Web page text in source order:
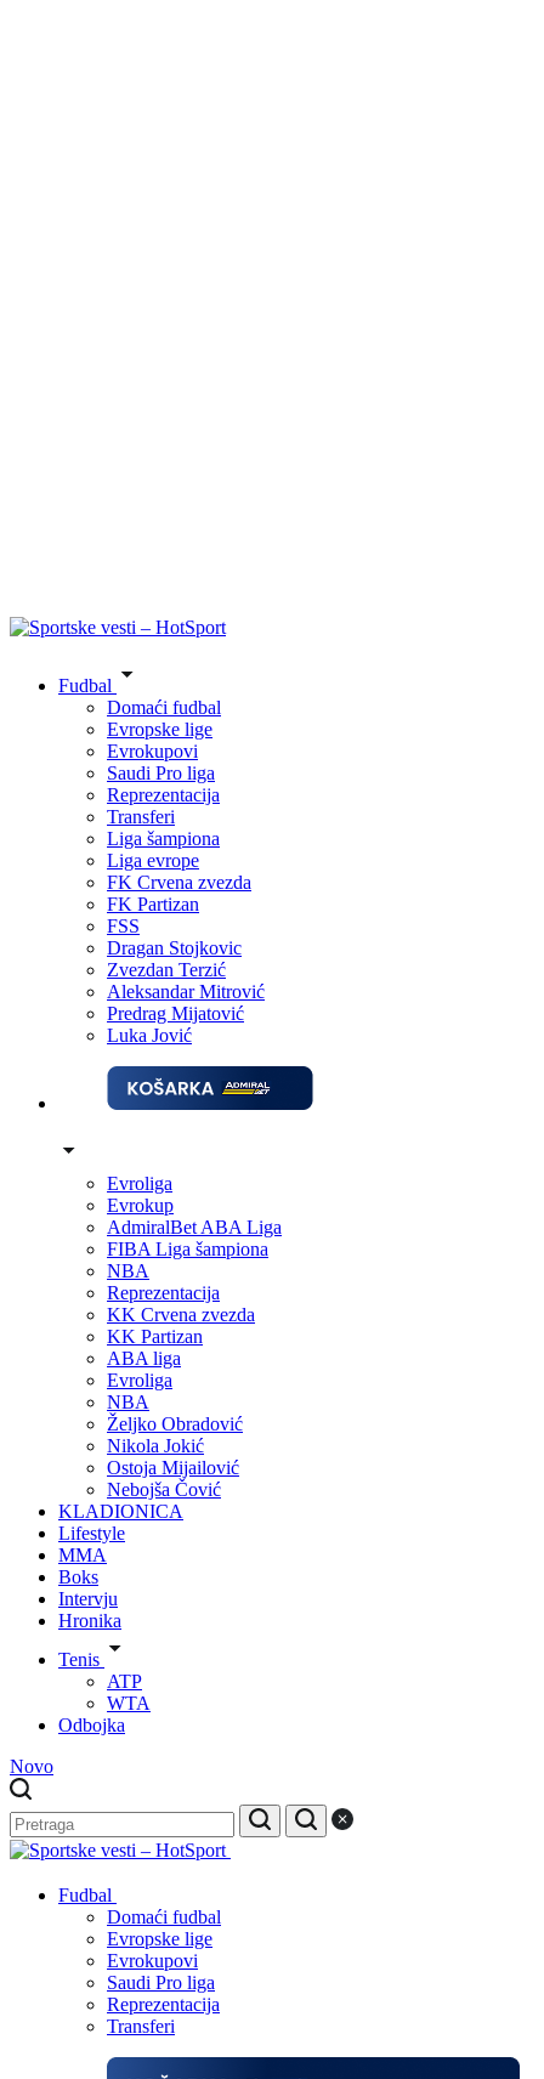
Fudbal
Domaći fudbal
Evropske lige
Evrokupovi
Saudi Pro liga
Reprezentacija
Transferi
Liga šampiona
Liga evrope
FK Crvena zvezda
FK Partizan
FSS
Dragan Stojkovic
Zvezdan Terzić
Aleksandar Mitrović
Predrag Mijatović
Luka Jović
Evroliga
Evrokup
AdmiralBet ABA Liga
FIBA Liga šampiona
NBA
Reprezentacija
KK Crvena zvezda
KK Partizan
ABA liga
Evroliga
NBA
Željko Obradović
Nikola Jokić
Ostoja Mijailović
Nebojša Čović
KLADIONICA
Lifestyle
MMA
Boks
Intervju
Hronika
Tenis
ATP
WTA
Odbojka
Novo
Fudbal
Domaći fudbal
Evropske lige
Evrokupovi
Saudi Pro liga
Reprezentacija
Transferi